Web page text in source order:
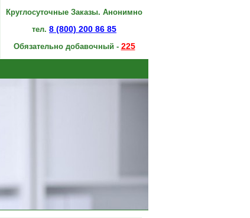
Круглосуточные Заказы. Анонимно
тел. 8 (800) 200 86 85
Обязательно добавочный - 225